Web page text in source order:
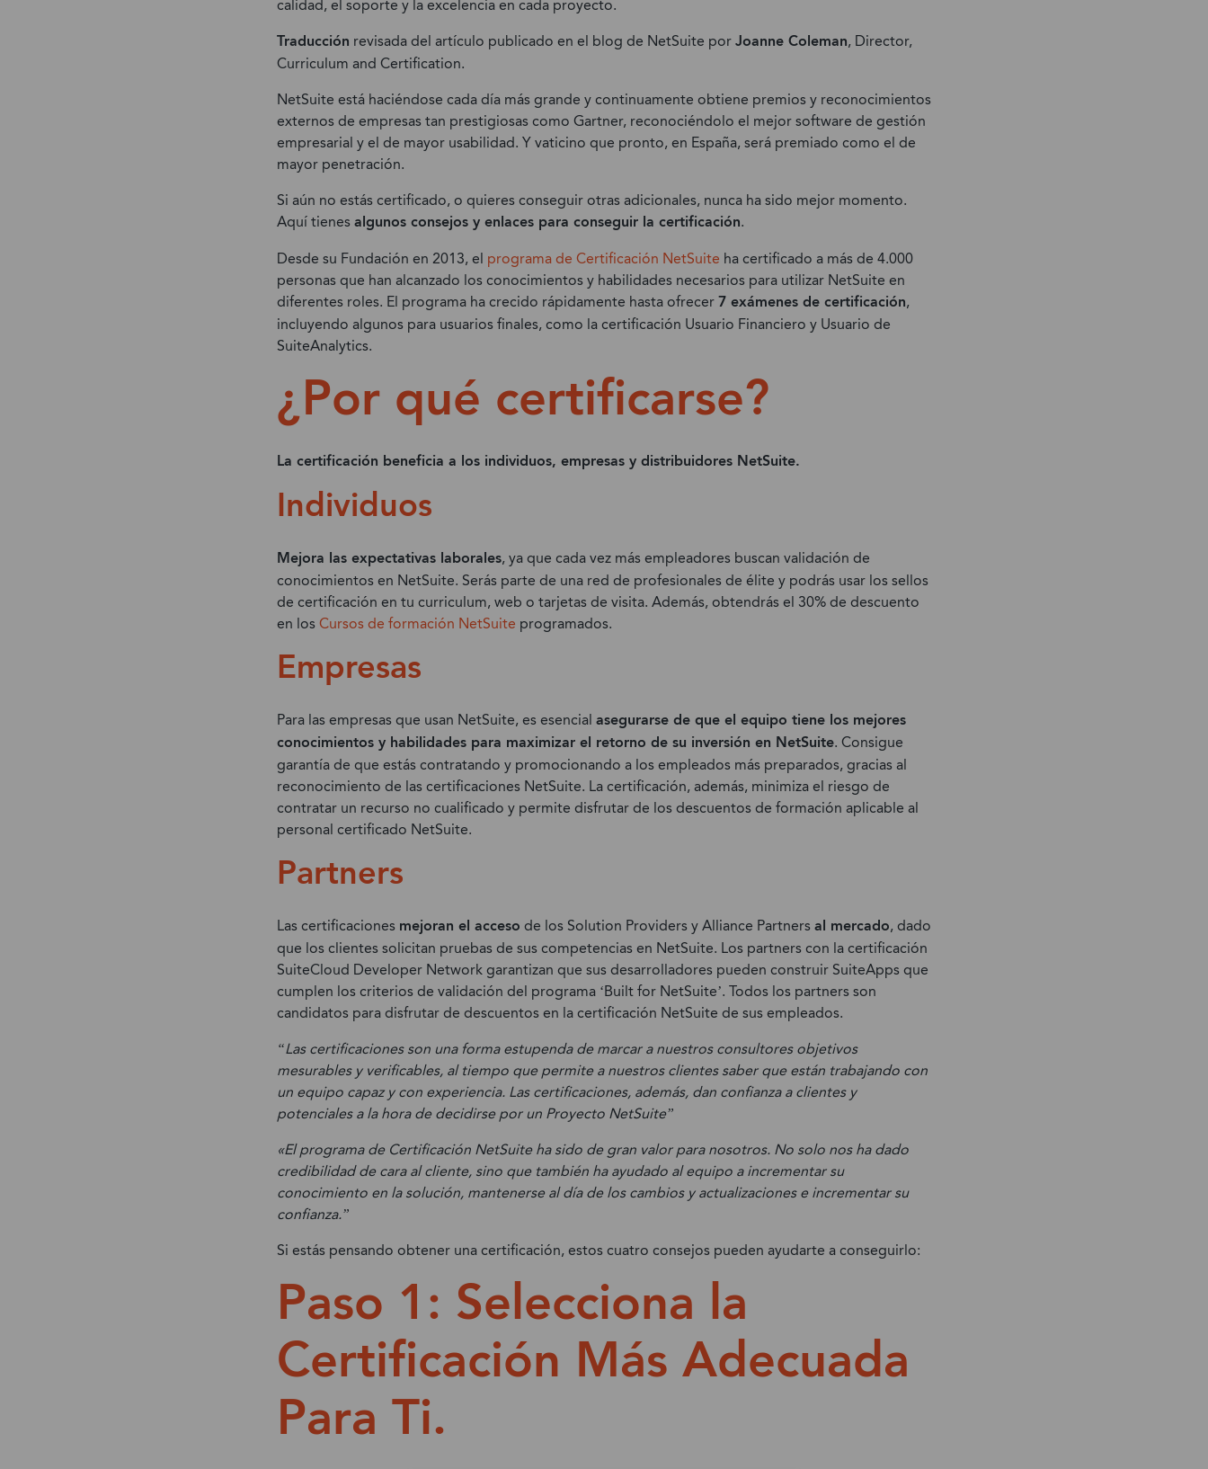
Alimentos y Bebidas
Medios de Comunicación y
Editoriales
Hostelería
Educación
Suministro
calidad, el soporte y la excelencia en cada proyecto.
Traducción revisada del artículo publicado en el blog de NetSuite porJoanne Coleman, Director,
Curriculum and Certification.
NetSuite está haciéndose cada día más grande y continuamente obtiene premios y reconocimientos
externos de empresas tan prestigiosas como Gartner, reconociéndolo el mejor software de gestión
empresarial y el de mayor usabilidad. Y vaticino que pronto, en España, será premiado como el de
mayor penetración.
Si aún no estás certificado, o quieres conseguir otras adicionales, nunca ha sido mejor momento.
Aquí tienesalgunos consejos y enlaces para conseguir la certificación.
Desde su Fundación en 2013, el programa de Certificación NetSuite ha certificado a más de 4.000
personas que han alcanzado los conocimientos y habilidades necesarios para utilizar NetSuite en
diferentes roles. El programa ha crecido rápidamente hasta ofrecer7 exámenes de certificación,
incluyendo algunos para usuarios finales, como la certificación Usuario Financiero y Usuario de
SuiteAnalytics.
¿Por qué certificarse?
La certificación beneficia a los individuos, empresas y distribuidores NetSuite.
Individuos
Mejora las expectativas laborales, ya que cada vez más empleadores buscan validación de
conocimientos en NetSuite. Serás parte de una red de profesionales de élite y podrás usar los sellos
de certificación en tu curriculum, web o tarjetas de visita. Además, obtendrás el 30% de descuento
en losCursos de formación NetSuite programados.
Empresas
Para las empresas que usan NetSuite, es esencial asegurarse de que el equipo tiene los mejores
conocimientos y habilidades para maximizar el retorno de su inversión en NetSuite. Consigue
garantía de que estás contratando y promocionando a los empleados más preparados, gracias al
reconocimiento de las certificaciones NetSuite. La certificación, además, minimiza el riesgo de
contratar un recurso no cualificado y permite disfrutar de los descuentos de formación aplicable al
personal certificado NetSuite.
Partners
Las certificaciones mejoran el acceso de los Solution Providers y Alliance Partnersal mercado, dado
que los clientes solicitan pruebas de sus competencias en NetSuite. Los partners con la certificación
SuiteCloud Developer Network garantizan que sus desarrolladores pueden construir SuiteApps que
cumplen los criterios de validación del programa ‘Built for NetSuite’. Todos los partners son
candidatos para disfrutar de descuentos en la certificación NetSuite de sus empleados.
“Las certificaciones son una forma estupenda de marcar a nuestros consultores objetivos
mesurables y verificables, al tiempo que permite a nuestros clientes saber que están trabajando con
un equipo capaz y con experiencia. Las certificaciones, además, dan confianza a clientes y
potenciales a la hora de decidirse por un Proyecto NetSuite”
«El programa de Certificación NetSuite ha sido de gran valor para nosotros. No solo nos ha dado
credibilidad de cara al cliente, sino que también ha ayudado al equipo a incrementar su
conocimiento en la solución, mantenerse al día de los cambios y actualizaciones e incrementar su
confianza.”
Si estás pensando obtener una certificación, estos cuatro consejos pueden ayudarte a conseguirlo:
Paso 1: Selecciona la
Certificación Más Adecuada
Para Ti.